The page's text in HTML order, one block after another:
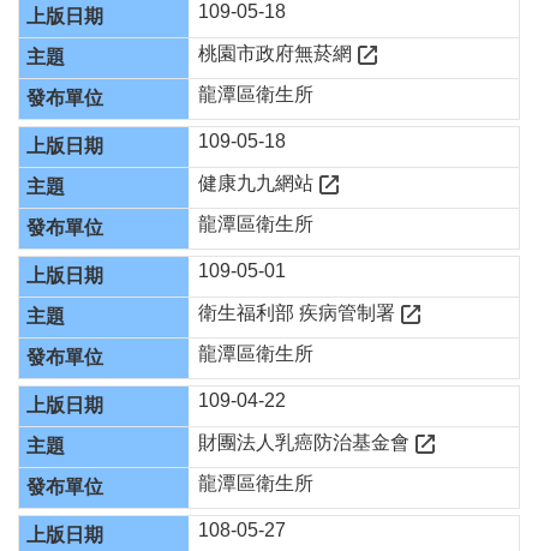
機
關
通
訊
錄
政
府
資
訊
公
開
回
首
頁
網
站
導
覽
109-05-18
桃園市政府無菸網
龍潭區衛生所
109-05-18
健康九九網站
龍潭區衛生所
109-05-01
衛生福利部 疾病管制署
龍潭區衛生所
109-04-22
財團法人乳癌防治基金會
龍潭區衛生所
108-05-27